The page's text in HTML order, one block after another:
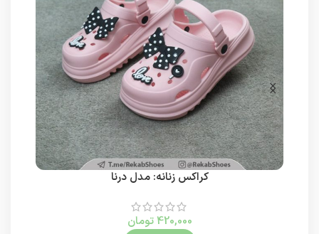
کراکس زنانه: مدل درنا
420,000 تومان